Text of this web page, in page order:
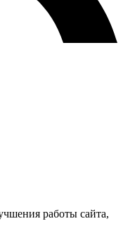
работы сайта,